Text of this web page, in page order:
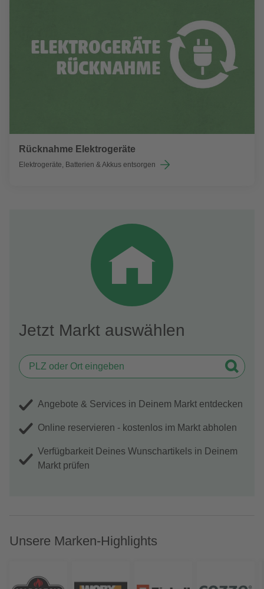
Rücknahme Elektrogeräte
Elektrogeräte, Batterien & Akkus entsorgen
Jetzt Markt auswählen
Angebote & Services in Deinem Markt entdecken
Online reservieren - kostenlos im Markt abholen
Verfügbarkeit Deines Wunschartikels in Deinem
Markt prüfen
Unsere Marken-Highlights